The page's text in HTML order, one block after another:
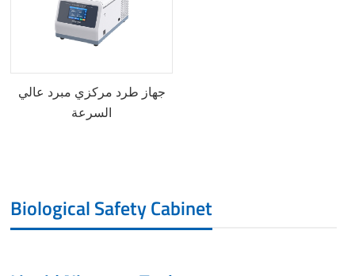
جهاز طرد مركزي مبرد عالي
السرعة
Biological Safety Cabinet